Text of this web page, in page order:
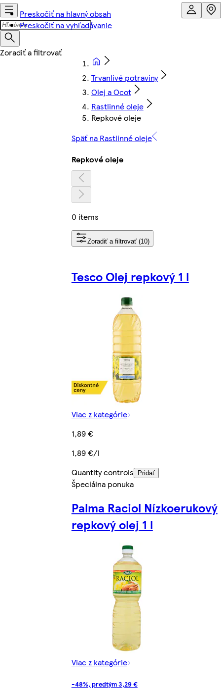
Preskočiť na hlavný obsah
Preskočiť na vyhľadávanie
Trvanlivé potraviny
Olej a Ocot
Rastlinné oleje
Repkové oleje
Späť na Rastlinné oleje
Repkové oleje
0 items
Zoradiť a filtrovať (10)
Tesco Olej repkový 1 l
Viac z kategórie
1,89 €
1,89 €/l
Quantity controls
Pridať
Špeciálna ponuka
Palma Raciol Nízkoerukový
repkový olej 1 l
Viac z kategórie
-48%, predtým 3,29 €